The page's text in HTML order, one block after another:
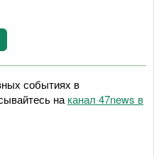
событиях в
на канал 47news в